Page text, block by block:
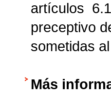
artículos
preceptivo
sometidas
Más